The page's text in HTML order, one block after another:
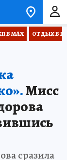
В МАХ ОТДЫХ В
Мисс
сразила